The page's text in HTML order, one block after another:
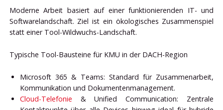
Moderne Arbeit basiert auf einer funktionierenden IT- und
Softwarelandschaft. Ziel ist ein ökologisches Zusammenspiel
statt einer Tool-Wildwuchs-Landschaft.
Typische Tool-Bausteine für KMU in der DACH-Region
Microsoft 365 & Teams: Standard für Zusammenarbeit,
Kommunikation und Dokumentenmanagement.
Cloud-Telefonie & Unified Communication: Zentrale